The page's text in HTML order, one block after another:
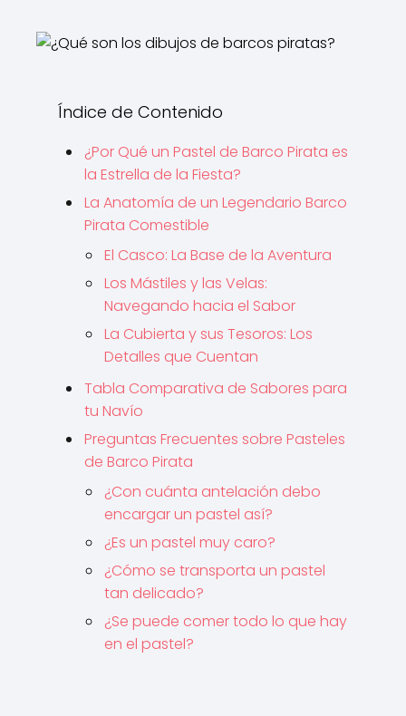
Índice de Contenido
¿Por Qué un Pastel de Barco Pirata es
la Estrella de la Fiesta?
La Anatomía de un Legendario Barco
Pirata Comestible
El Casco: La Base de la Aventura
Los Mástiles y las Velas:
Navegando hacia el Sabor
La Cubierta y sus Tesoros: Los
Detalles que Cuentan
Tabla Comparativa de Sabores para
tu Navío
Preguntas Frecuentes sobre Pasteles
de Barco Pirata
¿Con cuánta antelación debo
encargar un pastel así?
¿Es un pastel muy caro?
¿Cómo se transporta un pastel
tan delicado?
¿Se puede comer todo lo que hay
en el pastel?